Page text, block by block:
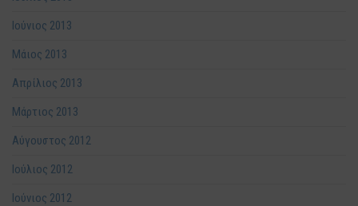
Ιούνιος 2013
Μάιος 2013
Απρίλιος 2013
Μάρτιος 2013
Αύγουστος 2012
Ιούλιος 2012
Ιούνιος 2012